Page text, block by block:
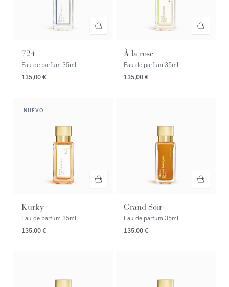
724
Eau de parfum 35ml
135,00 €
À la rose
Eau de parfum 35ml
135,00 €
NUEVO
Kurky
Eau de parfum 35ml
135,00 €
Grand Soir
Eau de parfum 35ml
135,00 €